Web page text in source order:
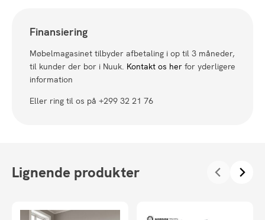
Finansiering
Møbelmagasinet tilbyder afbetaling i op til 3 måneder,
til kunder der bor i Nuuk. Kontakt os her for yderligere
information
Eller ring til os på +299 32 21 76
Lignende produkter